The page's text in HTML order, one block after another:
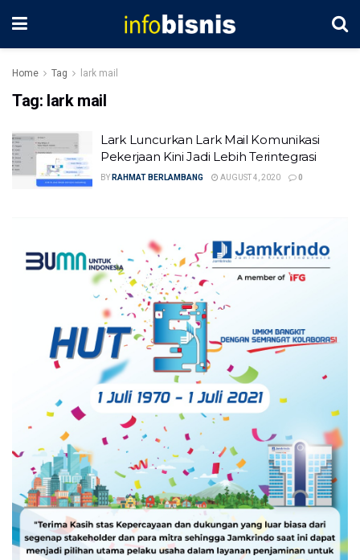
Home Tag lark mail
Tag: lark mail
Lark Luncurkan Lark Mail Komunikasi
Pekerjaan Kini Jadi Lebih Terintegrasi
BY RAHMAT BERLAMBANG AUGUST 4, 2020 0